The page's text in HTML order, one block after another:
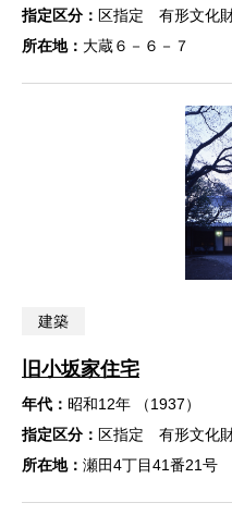
指定区分： 区指定 有形文化財
所在地： 大蔵６－６－７
建築
旧小坂家住宅
年代： 昭和12年 （1937）
指定区分： 区指定 有形文化財
所在地： 瀬田4丁目41番21号